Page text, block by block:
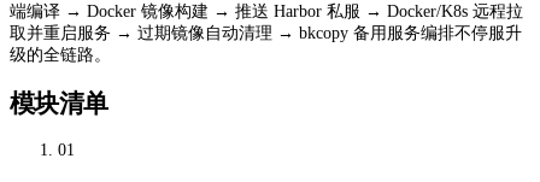
端编译 → Docker 镜像构建 → 推送 Harbor 私服 → Docker/K8s 远程拉
取并重启服务 → 过期镜像自动清理 → bkcopy 备用服务编排不停服升
级的全链路。
模块清单
01